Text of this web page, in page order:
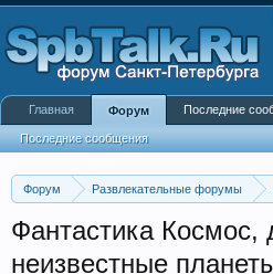
Форум Развлекательные форумы
Фантастика Космос,
неизвестные
Главная Форум
Последние сообщения
Последние